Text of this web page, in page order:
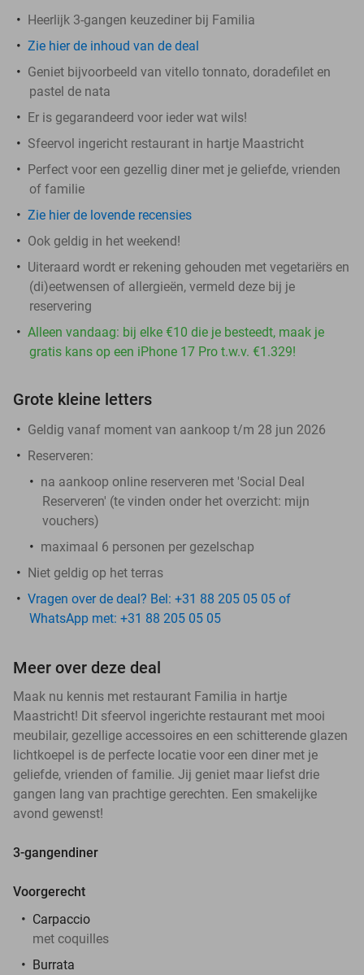
Heerlijk 3-gangen keuzediner bij Familia
Zie hierde inhoud van de deal
Geniet bijvoorbeeld van vitello tonnato, doradefilet en
pastel de nata
Er is gegarandeerd voor ieder wat wils!
Sfeervol ingericht restaurant in hartje Maastricht
Perfect voor een gezellig diner met je geliefde, vrienden
of familie
Zie hier de lovende recensies
Ook geldig in het weekend!
Uiteraard wordt er rekening gehouden met vegetariërs en
(di)eetwensen of allergieën, vermeld deze bij je
reservering
Alleen vandaag: bij elke €10 die je besteedt, maak je
gratis kans op een iPhone 17 Pro t.w.v. €1.329!
Grote kleine letters
Geldig vanaf moment van aankoop t/m 28 jun 2026
Reserveren:
na aankoop online reserveren met 'Social Deal
Reserveren' (te vinden onder het overzicht: mijn
vouchers)
maximaal 6 personen per gezelschap
Niet geldig op het terras
Vragen over de deal? Bel: +31 88 205 05 05 of
WhatsApp met: +31 88 205 05 05
Meer over deze deal
Maak nu kennis met restaurant Familia in hartje
Maastricht! Dit sfeervol ingerichte restaurant met mooi
meubilair, gezellige accessoires en een schitterende glazen
lichtkoepel is de perfecte locatie voor een diner met je
geliefde, vrienden of familie. Jij geniet maar liefst drie
gangen lang van prachtige gerechten. Een smakelijke
avond gewenst!
3-gangendiner
Voorgerecht
Carpaccio
met coquilles
Burrata